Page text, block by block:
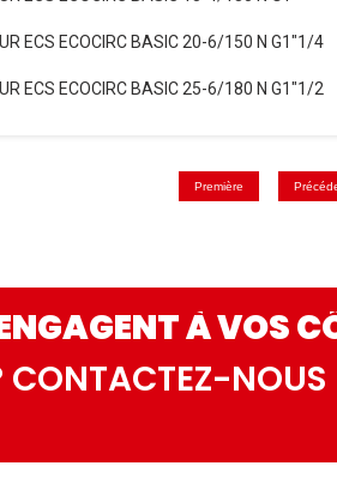
ECS ECOCIRC BASIC 20-6/150 N G1"1/4
ECS ECOCIRC BASIC 25-6/180 N G1"1/2
Première
À VOS
CONTACTEZ-NOUS